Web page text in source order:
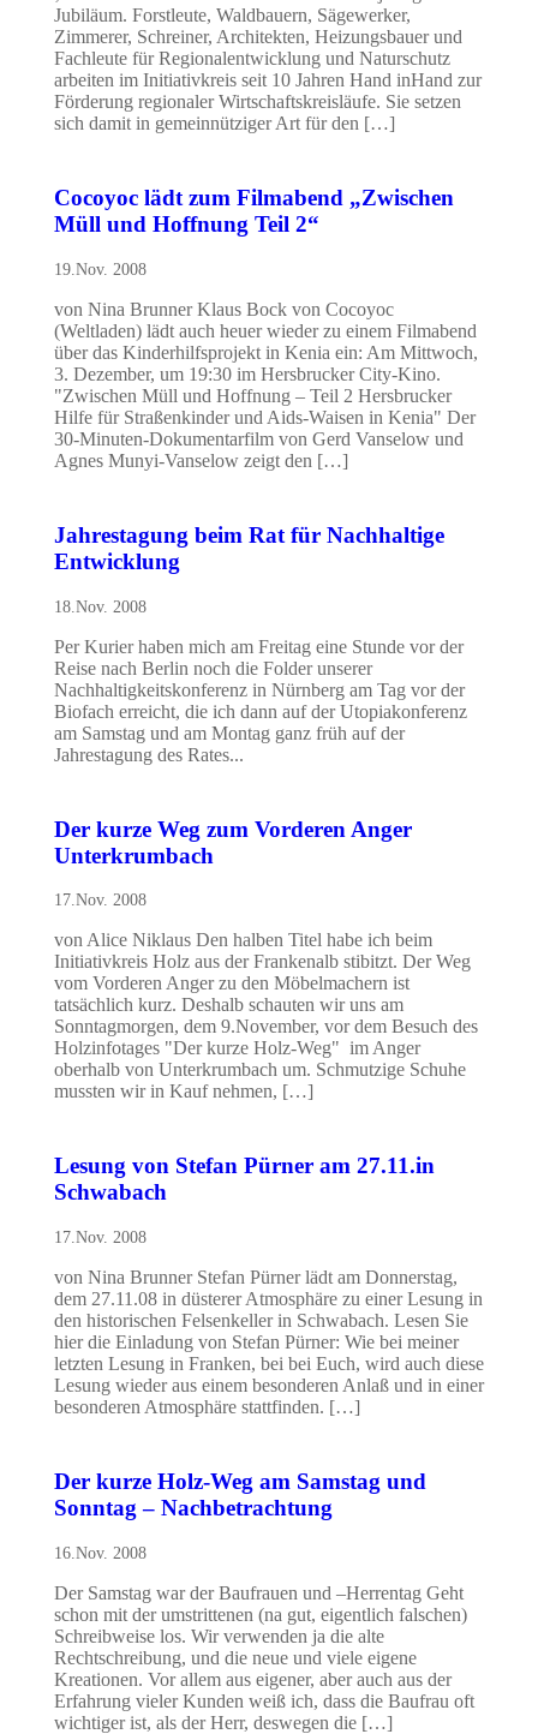
Jubiläum. Forstleute, Waldbauern, Sägewerker,
Zimmerer, Schreiner, Architekten, Heizungsbauer und
Fachleute für Regionalentwicklung und Naturschutz
arbeiten im Initiativkreis seit 10 Jahren Hand inHand zur
Förderung regionaler Wirtschaftskreisläufe. Sie setzen
sich damit in gemeinnütziger Art für den […]
Cocoyoc lädt zum Filmabend „Zwischen
Müll und Hoffnung Teil 2“
19.Nov. 2008
von Nina Brunner Klaus Bock von Cocoyoc
(Weltladen) lädt auch heuer wieder zu einem Filmabend
über das Kinderhilfsprojekt in Kenia ein: Am Mittwoch,
3. Dezember, um 19:30 im Hersbrucker City-Kino.
"Zwischen Müll und Hoffnung – Teil 2 Hersbrucker
Hilfe für Straßenkinder und Aids-Waisen in Kenia" Der
30-Minuten-Dokumentarfilm von Gerd Vanselow und
Agnes Munyi-Vanselow zeigt den […]
Jahrestagung beim Rat für Nachhaltige
Entwicklung
18.Nov. 2008
Per Kurier haben mich am Freitag eine Stunde vor der
Reise nach Berlin noch die Folder unserer
Nachhaltigkeitskonferenz in Nürnberg am Tag vor der
Biofach erreicht, die ich dann auf der Utopiakonferenz
am Samstag und am Montag ganz früh auf der
Jahrestagung des Rates...
Der kurze Weg zum Vorderen Anger
Unterkrumbach
17.Nov. 2008
von Alice Niklaus Den halben Titel habe ich beim
Initiativkreis Holz aus der Frankenalb stibitzt. Der Weg
vom Vorderen Anger zu den Möbelmachern ist
tatsächlich kurz. Deshalb schauten wir uns am
Sonntagmorgen, dem 9.November, vor dem Besuch des
Holzinfotages "Der kurze Holz-Weg" im Anger
oberhalb von Unterkrumbach um. Schmutzige Schuhe
mussten wir in Kauf nehmen, […]
Lesung von Stefan Pürner am 27.11.in
Schwabach
17.Nov. 2008
von Nina Brunner Stefan Pürner lädt am Donnerstag,
dem 27.11.08 in düsterer Atmosphäre zu einer Lesung in
den historischen Felsenkeller in Schwabach. Lesen Sie
hier die Einladung von Stefan Pürner: Wie bei meiner
letzten Lesung in Franken, bei bei Euch, wird auch diese
Lesung wieder aus einem besonderen Anlaß und in einer
besonderen Atmosphäre stattfinden. […]
Der kurze Holz-Weg am Samstag und
Sonntag – Nachbetrachtung
16.Nov. 2008
Der Samstag war der Baufrauen und –Herrentag Geht
schon mit der umstrittenen (na gut, eigentlich falschen)
Schreibweise los. Wir verwenden ja die alte
Rechtschreibung, und die neue und viele eigene
Kreationen. Vor allem aus eigener, aber auch aus der
Erfahrung vieler Kunden weiß ich, dass die Baufrau oft
wichtiger ist, als der Herr, deswegen die […]